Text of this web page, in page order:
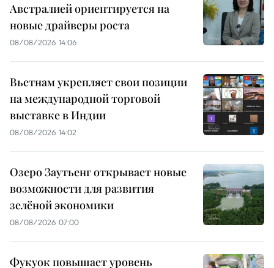
Австралией ориентируется на
новые драйверы роста
08/08/2026 14:06
Вьетнам укрепляет свои позиции
на международной торговой
выставке в Индии
08/08/2026 14:02
Озеро Заутьенг открывает новые
возможности для развития
зелёной экономики
08/08/2026 07:00
Фукуок повышает уровень